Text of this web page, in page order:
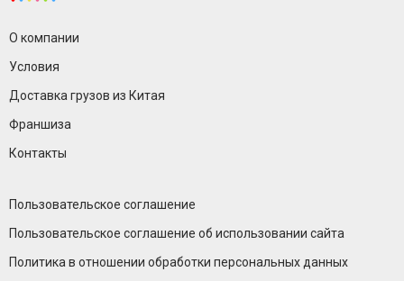
О компании
Условия
Доставка грузов из Китая
Франшиза
Контакты
Пользовательское соглашение
Пользовательское соглашение об использовании сайта
Политика в отношении обработки персональных данных